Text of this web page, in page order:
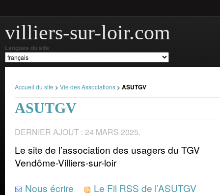
villiers-sur-loir.com
Langues du site
Accueil du site > Vie des Associations > ASUTGV
ASUTGV
DERNIER AJOUT : 24 MARS 2025.
Le site de l’association des usagers du TGV
Vendôme-Villiers-sur-loir
Nous écrire
Le Fil RSS de l’ASUTGV